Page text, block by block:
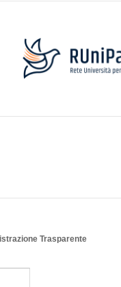
Trasparente